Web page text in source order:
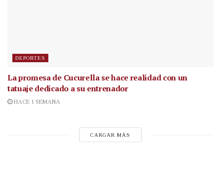
DEPORTES
La promesa de Cucurella se hace realidad con un
tatuaje dedicado a su entrenador
HACE 1 SEMANA
CARGAR MÁS